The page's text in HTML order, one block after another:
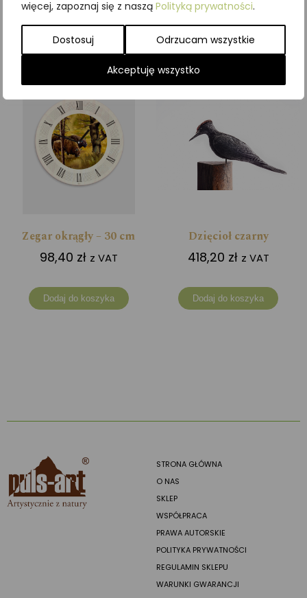
więcej, zapoznaj się z naszą Polityką prywatności.
Dostosuj Odrzucam wszystkie
Akceptuję wszystko
Zegar okrągły – 30 cm
98,40 zł z VAT
Dodaj do koszyka
Dzięcioł czarny
418,20 zł z VAT
Dodaj do koszyka
STRONA GŁÓWNA
O NAS
SKLEP
WSPÓŁPRACA
PRAWA AUTORSKIE
POLITYKA PRYWATNOŚCI
REGULAMIN SKLEPU
WARUNKI GWARANCJI